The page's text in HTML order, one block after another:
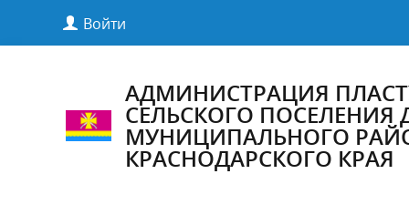
Войти
АДМИНИСТРАЦИЯ
СЕЛЬСКОГО ПОСЕЛЕНИЯ
МУНИЦИПАЛЬНОГО
КРАСНОДАРСКОГО КРАЯ